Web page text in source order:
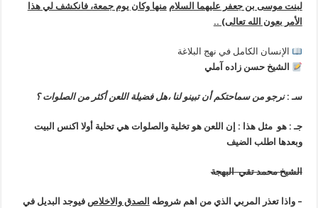
لبنت موسى بن جعفر عليهما السلام منها وكان يوم جمعة، فانكشف لي هذا
الأمر بعون الله تعالى) ..
الإنسان الكامل في نهج البلاغة
الشيخ حسن زاده آملي
سـ :نرجو من سماحتكم أن تبينو لنا ،هل فضيلة اللعن أكثر من الصلوات ؟
جـ : هو مثل هذا : إن اللعن هو تخلية والصلوات هي تحلية أولا اكنس البيت
وبعدها اطلب الضيف
الشيخ محمد تقي البهجة
– واذا تعذر المربي الذي من اهم شروطه الصدق والاخلاص فيوجد البديل في